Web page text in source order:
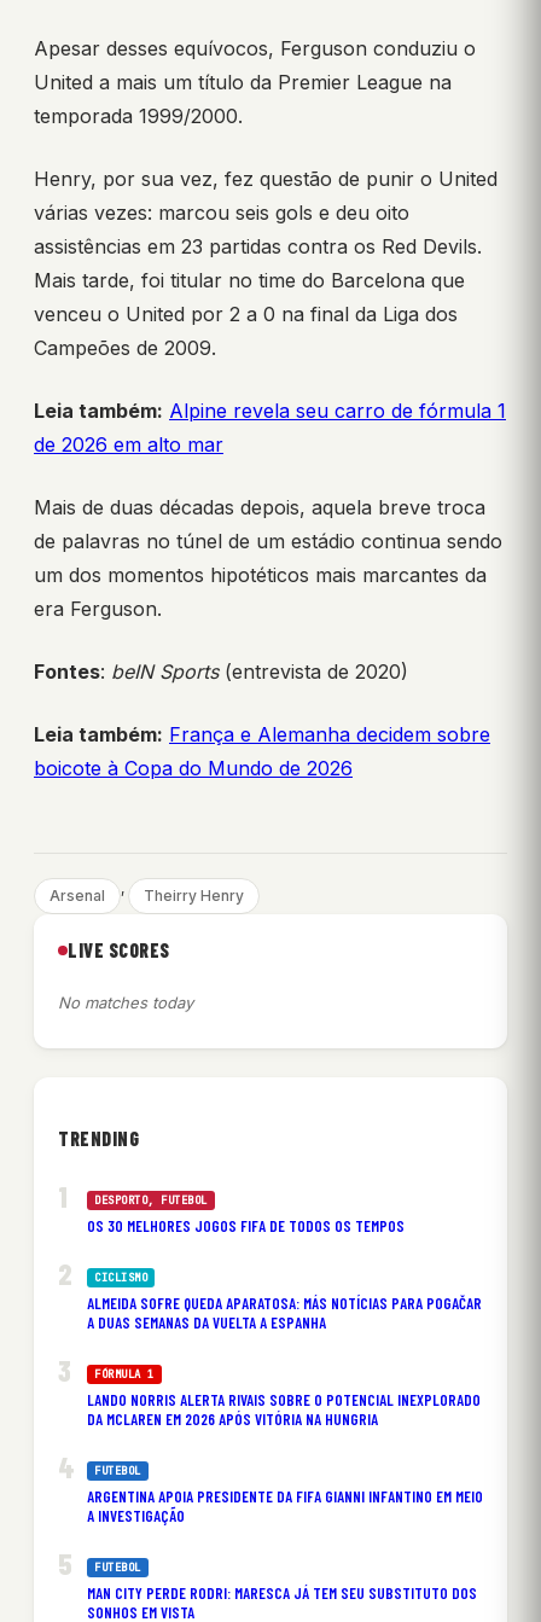
Apesar desses equívocos, Ferguson conduziu o
United a mais um título da Premier League na
temporada 1999/2000.
Henry, por sua vez, fez questão de punir o United
várias vezes: marcou seis gols e deu oito
assistências em 23 partidas contra os Red Devils.
Mais tarde, foi titular no time do Barcelona que
venceu o United por 2 a 0 na final da Liga dos
Campeões de 2009.
Leia também: Alpine revela seu carro de fórmula 1
de 2026 em alto mar
Mais de duas décadas depois, aquela breve troca
de palavras no túnel de um estádio continua sendo
um dos momentos hipotéticos mais marcantes da
era Ferguson.
Fontes: beIN Sports(entrevista de 2020)
Leia também: França e Alemanha decidem sobre
boicote à Copa do Mundo de 2026
Arsenal , Theirry Henry
LIVE SCORES
No matches today
TRENDING
DESPORTO, FUTEBOL
OS 30 MELHORES JOGOS FIFA DE TODOS OS TEMPOS
CICLISMO
ALMEIDA SOFRE QUEDA APARATOSA: MÁS NOTÍCIAS PARA POGAČAR
A DUAS SEMANAS DA VUELTA A ESPANHA
FÓRMULA 1
LANDO NORRIS ALERTA RIVAIS SOBRE O POTENCIAL INEXPLORADO
DA MCLAREN EM 2026 APÓS VITÓRIA NA HUNGRIA
FUTEBOL
ARGENTINA APOIA PRESIDENTE DA FIFA GIANNI INFANTINO EM MEIO
A INVESTIGAÇÃO
FUTEBOL
MAN CITY PERDE RODRI: MARESCA JÁ TEM SEU SUBSTITUTO DOS
SONHOS EM VISTA